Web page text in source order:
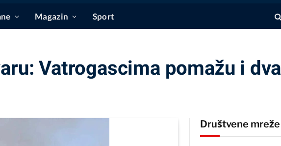
Magazin Sport
Vatrogascima pomažu i dva
Društvene mreže